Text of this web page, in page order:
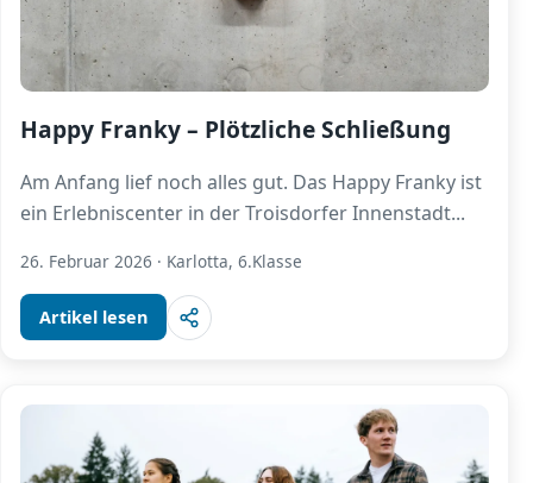
Happy Franky – Plötzliche Schließung
Am Anfang lief noch alles gut. Das Happy Franky ist
ein Erlebniscenter in der Troisdorfer Innenstadt...
26. Februar 2026 · Karlotta, 6.Klasse
Artikel lesen